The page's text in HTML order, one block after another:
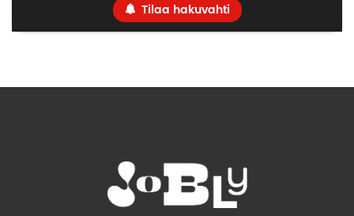
Tilaa hakuvahti